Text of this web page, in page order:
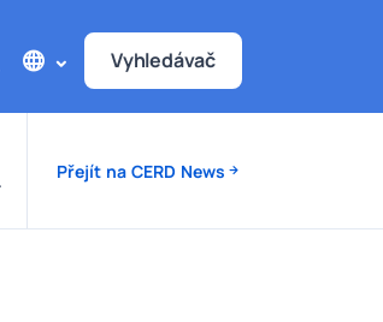
Vyhledávač
Přejít na CERD News